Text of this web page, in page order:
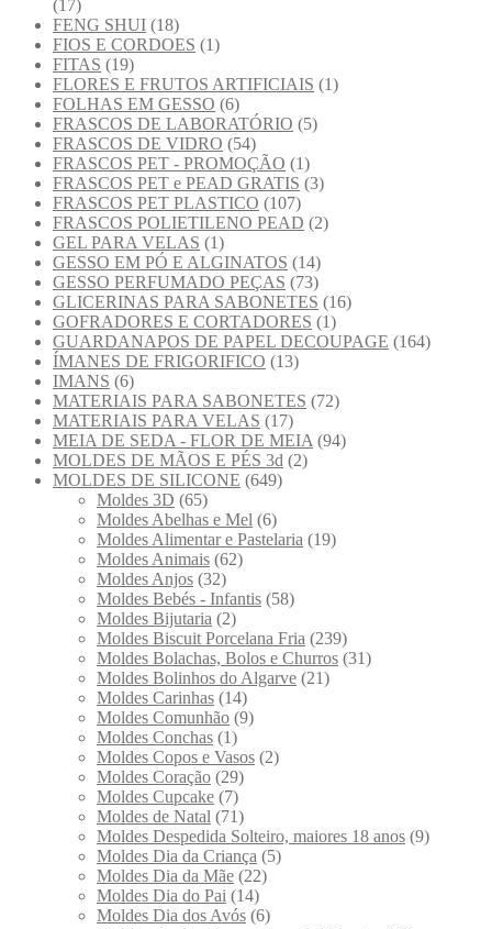
(17)
FENG SHUI (18)
FIOS E CORDOES (1)
FITAS (19)
FLORES E FRUTOS ARTIFICIAIS (1)
FOLHAS EM GESSO (6)
FRASCOS DE LABORATÓRIO (5)
FRASCOS DE VIDRO (54)
FRASCOS PET - PROMOÇÃO (1)
FRASCOS PET e PEAD GRATIS (3)
FRASCOS PET PLASTICO (107)
FRASCOS POLIETILENO PEAD (2)
GEL PARA VELAS (1)
GESSO EM PÓ E ALGINATOS (14)
GESSO PERFUMADO PEÇAS (73)
GLICERINAS PARA SABONETES (16)
GOFRADORES E CORTADORES (1)
GUARDANAPOS DE PAPEL DECOUPAGE (164)
ÍMANES DE FRIGORIFICO (13)
IMANS (6)
MATERIAIS PARA SABONETES (72)
MATERIAIS PARA VELAS (17)
MEIA DE SEDA - FLOR DE MEIA (94)
MOLDES DE MÃOS E PÉS 3d (2)
MOLDES DE SILICONE (649)
Moldes 3D (65)
Moldes Abelhas e Mel (6)
Moldes Alimentar e Pastelaria (19)
Moldes Animais (62)
Moldes Anjos (32)
Moldes Bebés - Infantis (58)
Moldes Bijutaria (2)
Moldes Biscuit Porcelana Fria (239)
Moldes Bolachas, Bolos e Churros (31)
Moldes Bolinhos do Algarve (21)
Moldes Carinhas (14)
Moldes Comunhão (9)
Moldes Conchas (1)
Moldes Copos e Vasos (2)
Moldes Coração (29)
Moldes Cupcake (7)
Moldes de Natal (71)
Moldes Despedida Solteiro, maiores 18 anos (9)
Moldes Dia da Criança (5)
Moldes Dia da Mãe (22)
Moldes Dia do Pai (14)
Moldes Dia dos Avós (6)